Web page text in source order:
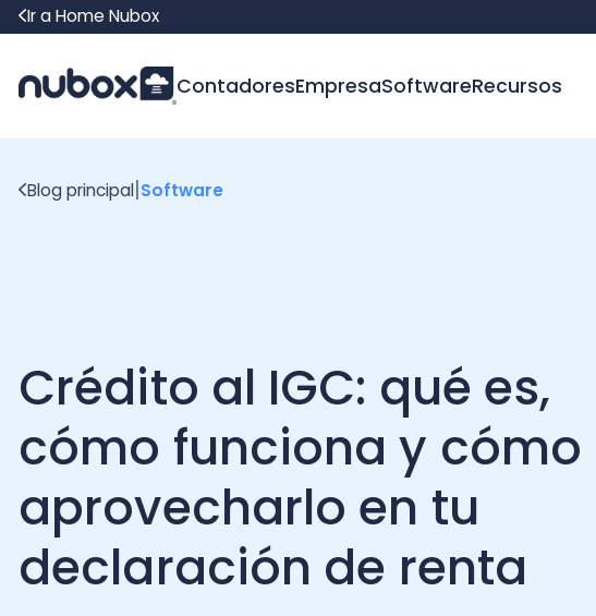
Ir a Home Nubox
ContadoresEmpresaSoftwareRecursos
Crédito al IGC: qué es,
cómo funciona y cómo
aprovecharlo en tu
declaración de renta